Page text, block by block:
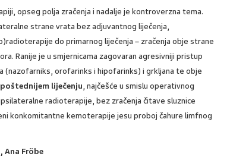
opseg polja zračenja i nadalje je kontroverzna tema.
strane vrata bez adjuvantnog liječenja,
do primarnog liječenja – zračenja obje strane
Ranije je u smjernicama zagovaran agresivniji pristup
(nazofarniks, orofarinks i hipofarinks) i grkljana te obje
poštednijem liječenju, najčešće u smislu operativnog
radioterapije, bez zračenja čitave sluznice
konkomitantne kemoterapije jesu proboj čahure limfnog
Ana Fröbe